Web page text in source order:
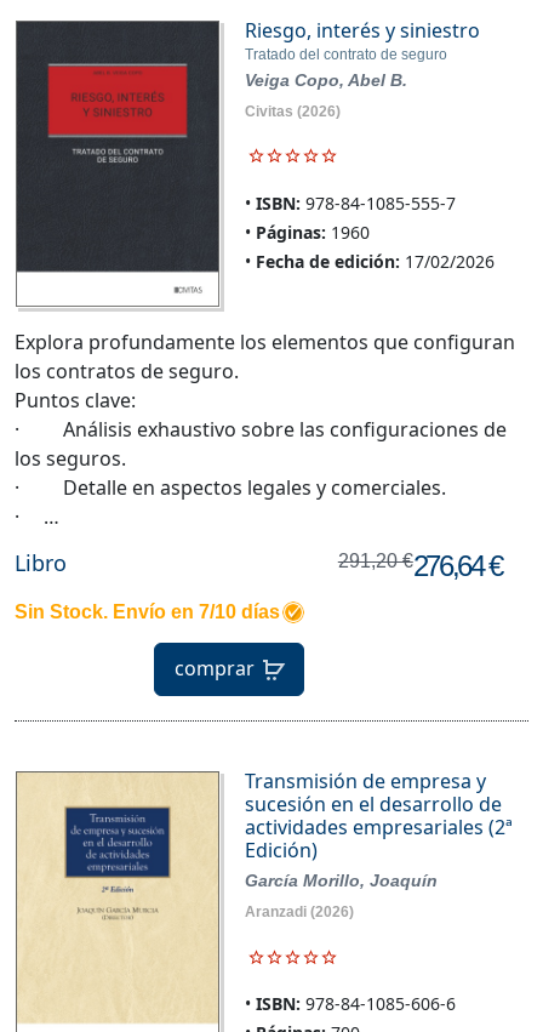
Riesgo, interés y siniestro
Tratado del contrato de seguro
Veiga Copo, Abel B.
Civitas (2026)
ISBN: 978-84-1085-555-7
Páginas: 1960
Fecha de edición: 17/02/2026
Libro 291,20 €276,64 €
Sin Stock. Envío en 7/10 días
comprar
Explora profundamente los elementos que configuran
los contratos de seguro.
Puntos clave:
· Análisis exhaustivo sobre las configuraciones de
los seguros.
· Detalle en aspectos legales y comerciales.
· …
Transmisión de empresa y
sucesión en el desarrollo de
actividades empresariales (2ª
Edición)
García Morillo, Joaquín
Aranzadi(2026)
ISBN: 978-84-1085-606-6